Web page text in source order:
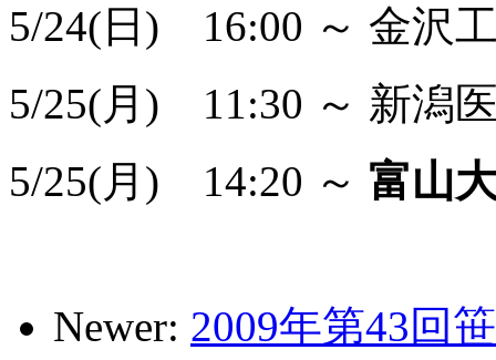
5/24(日) 16:00 ～ 金沢
5/25(月) 11:30 ～ 新潟
5/25(月) 14:20 ～ 富山
Newer: 2009年第43回